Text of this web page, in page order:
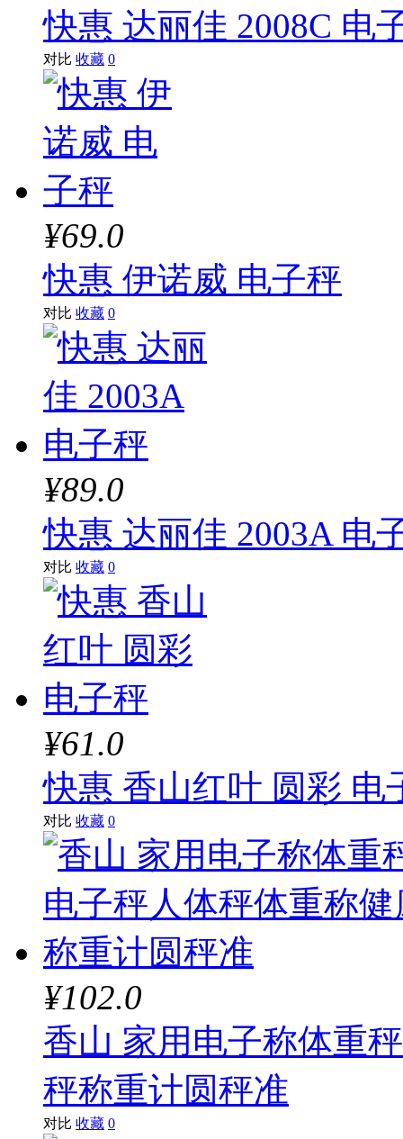
快惠 达丽佳 2008C 电
对比 收藏 0
¥69.0
快惠 伊诺威 电子秤
对比 收藏 0
¥89.0
快惠 达丽佳 2003A 电
对比 收藏 0
¥61.0
快惠 香山红叶 圆彩 电
对比 收藏 0
¥102.0
香山 家用电子称体重
秤称重计圆秤准
对比 收藏 0